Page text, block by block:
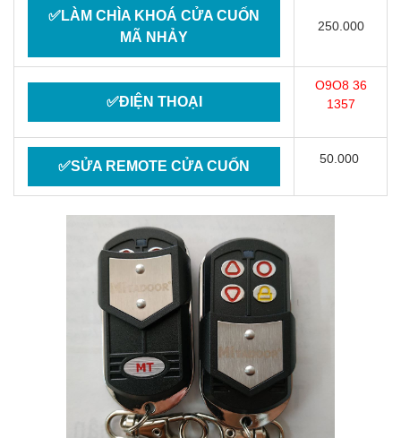
✅LÀM CHÌA KHOÁ CỬA CUỐN
MÃ NHẢY
250.000
✅ĐIỆN THOẠI
O9O8 36
1357
✅SỬA REMOTE CỬA CUỐN 50.000